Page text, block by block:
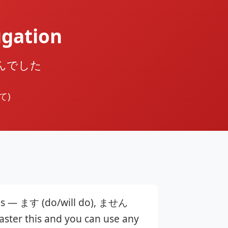
でした
)
— ます (do/will do), ません
this and you can use any